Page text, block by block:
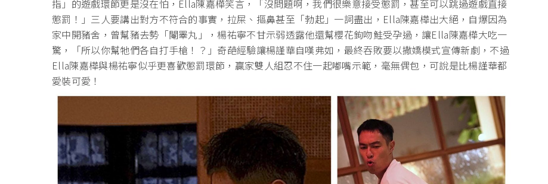
指」的遊戲環節更是沒在怕，Ella陳嘉樺笑言，「沒問題啊，我們很樂意接受懲罰，甚至可以跳過遊戲直接
懲罰！」三人要講出對方不符合的事實，拉屎、摳鼻甚至「勃起」一詞盡出，Ella陳嘉樺出大絕，自爆因為
家中開豬舍，曾幫豬去勢「閹睪丸」，楊祐寧不甘示弱透露他還幫櫻花鉤吻鮭受孕過，讓Ella陳嘉樺大吃一
驚，「所以你幫牠們各自打手槍！？」奇葩經驗讓楊謹華自嘆弗如，最終吞敗要以撒嬌模式宣傳新劇，不過
Ella陳嘉樺與楊祐寧似乎更喜歡懲罰環節，贏家雙人組忍不住一起嘟嘴示範，毫無偶包，可說是比楊謹華都
愛裝可愛！